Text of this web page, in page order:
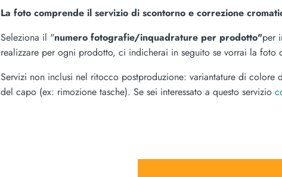
La foto comprende il servizio di scontorno e correzione
Seleziona il "numero fotografie/inquadrature per prodotto"per
realizzare per ogni prodotto, ci indicherai in seguito se vorrai la
Servizi non inclusi nel ritocco postproduzione: variantature di colore
del capo (ex: rimozione tasche). Se sei interessato a questo servizio